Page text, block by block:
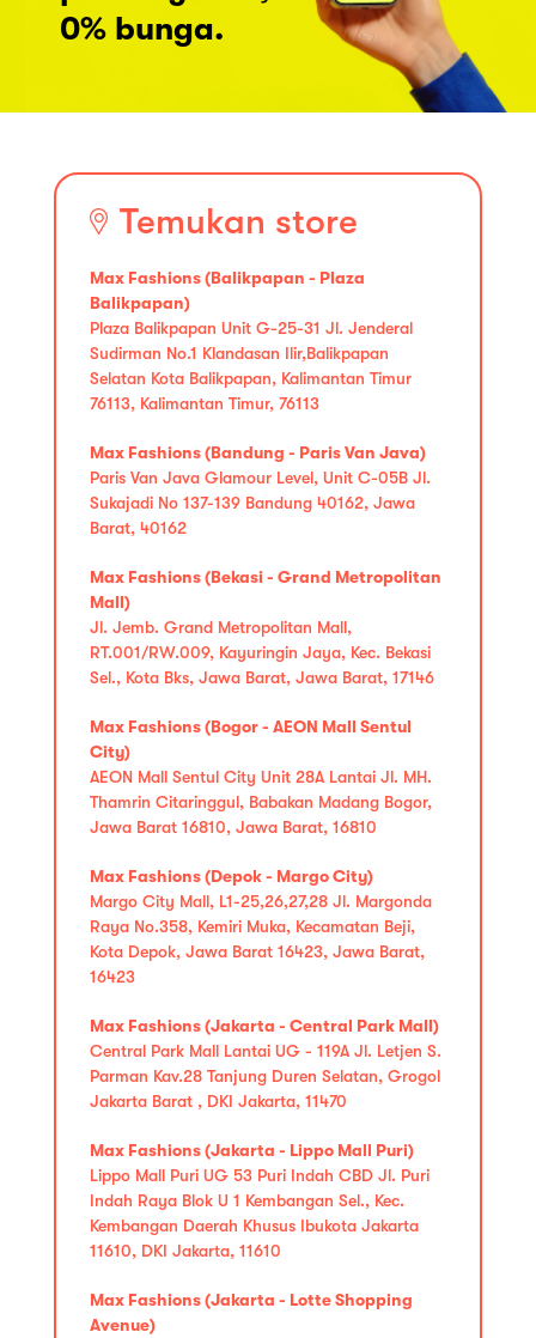
0% bunga.
Temukan store
Max Fashions (Balikpapan - Plaza
Balikpapan)
Plaza Balikpapan Unit G-25-31 Jl. Jenderal
Sudirman No.1 Klandasan Ilir,Balikpapan
Selatan Kota Balikpapan, Kalimantan Timur
76113, Kalimantan Timur, 76113
Max Fashions (Bandung - Paris Van Java)
Paris Van Java Glamour Level, Unit C-05B Jl.
Sukajadi No 137-139 Bandung 40162, Jawa
Barat, 40162
Max Fashions (Bekasi - Grand Metropolitan
Mall)
Jl. Jemb. Grand Metropolitan Mall,
RT.001/RW.009, Kayuringin Jaya, Kec. Bekasi
Sel., Kota Bks, Jawa Barat, Jawa Barat, 17146
Max Fashions (Bogor - AEON Mall Sentul
City)
AEON Mall Sentul City Unit 28A Lantai Jl. MH.
Thamrin Citaringgul, Babakan Madang Bogor,
Jawa Barat 16810, Jawa Barat, 16810
Max Fashions (Depok - Margo City)
Margo City Mall, L1-25,26,27,28 Jl. Margonda
Raya No.358, Kemiri Muka, Kecamatan Beji,
Kota Depok, Jawa Barat 16423, Jawa Barat,
16423
Max Fashions (Jakarta - Central Park Mall)
Central Park Mall Lantai UG - 119A Jl. Letjen S.
Parman Kav.28 Tanjung Duren Selatan, Grogol
Jakarta Barat , DKI Jakarta, 11470
Max Fashions (Jakarta - Lippo Mall Puri)
Lippo Mall Puri UG 53 Puri Indah CBD Jl. Puri
Indah Raya Blok U 1 Kembangan Sel., Kec.
Kembangan Daerah Khusus Ibukota Jakarta
11610, DKI Jakarta, 11610
Max Fashions (Jakarta - Lotte Shopping
Avenue)